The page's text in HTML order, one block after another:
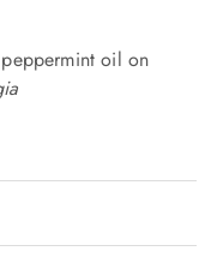
oil on